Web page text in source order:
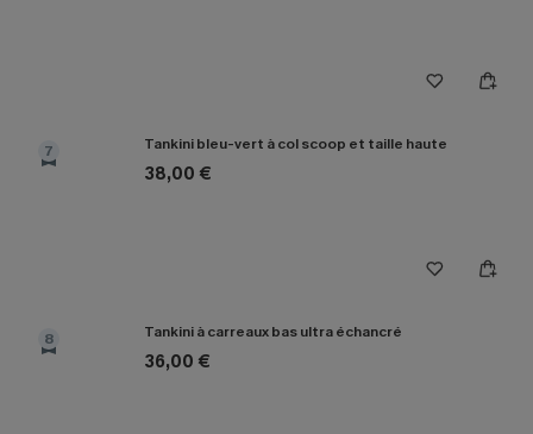
7 Tankini bleu-vert à col scoop et taille haute
38,00 €
8 Tankini à carreaux bas ultra échancré
36,00 €